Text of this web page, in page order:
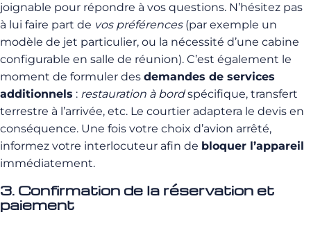
joignable pour répondre à vos questions. N’hésitez pas
à lui faire part de vos préférences(par exemple un
modèle de jet particulier, ou la nécessité d’une cabine
configurable en salle de réunion). C’est également le
moment de formuler des demandes de services
additionnels : restauration à bordspécifique, transfert
terrestre à l’arrivée, etc. Le courtier adaptera le devis en
conséquence. Une fois votre choix d’avion arrêté,
informez votre interlocuteur afin de bloquer l’appareil
immédiatement.
3. Confirmation de la réservation et
paiement